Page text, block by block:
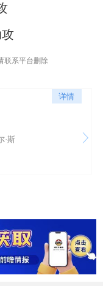
联系平台删除
详情
·斯